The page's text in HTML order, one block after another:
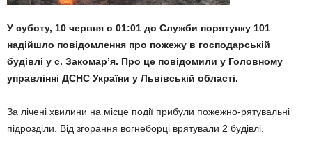
У суботу, 10 червня о 01:01 до Служби порятунку 101
надійшло повідомлення про пожежу в господарській
будівлі у с. Закомар’я. Про це повідомили у Головному
управлінні ДСНС України у Львівській області.
За лічені хвилини на місце події прибули пожежно-рятувальні
підрозділи. Від згорання вогнеборці врятували 2 будівлі.